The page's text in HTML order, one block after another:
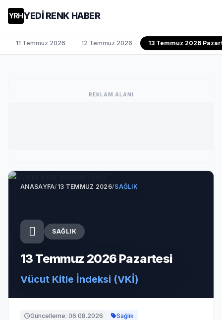
YRHYEDİ RENK HABER
11 Temmuz 2026 12 Temmuz 2026 13 Temmuz 2026
REKLAM ALANI
ANASAYFA/13 TEMMUZ 2026/SAĞLIK
SAĞLIK
13 Temmuz 2026 Pazartesi
Vücut Kitle İndeksi (VKİ)
Güncelleme: 06.08.2026 Sağlık